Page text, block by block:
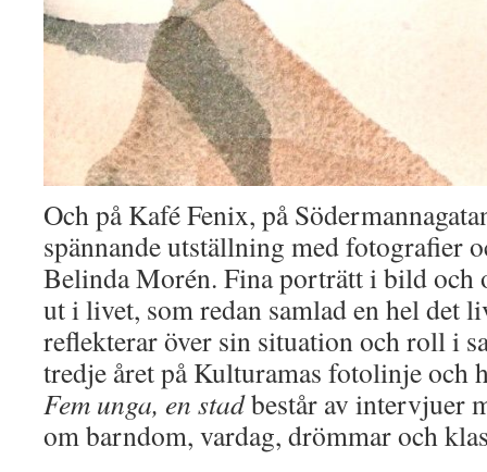
Och på Kafé Fenix, på
spännande utställning med fotografier
Belinda Morén. Fina porträtt i bild och
ut i livet, som redan samlad en hel det
reflekterar över sin situation och roll i
tredje året på Kulturamas fotolinje och
Fem unga, en stadbestår av intervjuer
om barndom, vardag, drömmar och